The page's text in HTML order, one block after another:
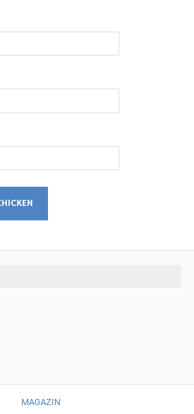
MAGAZIN